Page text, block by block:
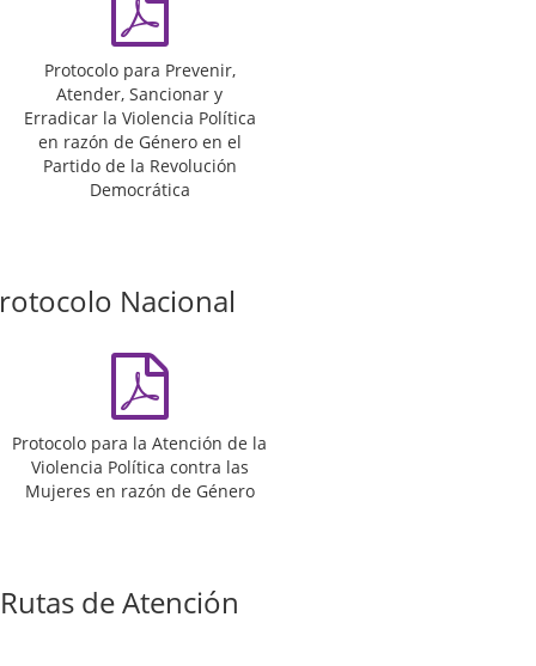
Protocolo para Prevenir,
Atender, Sancionar y
Erradicar la Violencia Política
en razón de Género en el
Partido de la Revolución
Democrática
Nacional
Protocolo para la Atención de la
Violencia Política contra las
Mujeres en razón de Género
Rutas de Atención